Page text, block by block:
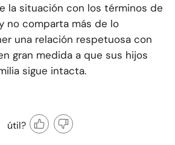
la situación con los términos de
no comparta más de lo
una relación respetuosa con
gran medida a que sus hijos
sigue intacta.
útil?